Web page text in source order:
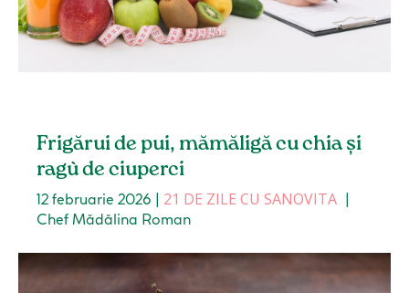
Frigărui de pui, mămăligă cu chia și
ragù de ciuperci
12 februarie 2026 21 DE ZILE CU SANOVITA
Chef Mădălina Roman